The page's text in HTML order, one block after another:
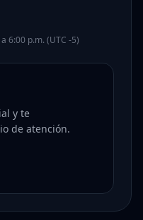
6:00 p.m. (UTC -5)
y te
de atención.